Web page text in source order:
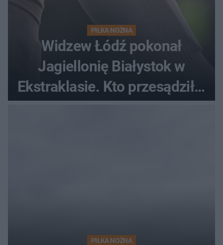
PIŁKA NOŻNA
Widzew Łódź pokonał
Jagiellonię Białystok w
Ekstraklasie. Kto przesądził o
losach meczu?
PIŁKA NOŻNA